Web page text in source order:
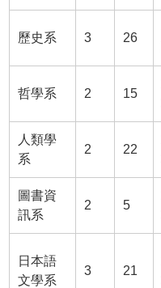
歷史系 3 26
哲學系 2 15
人類學
系
2 22
圖書資
訊系
2 5
日本語
文學系
3 21